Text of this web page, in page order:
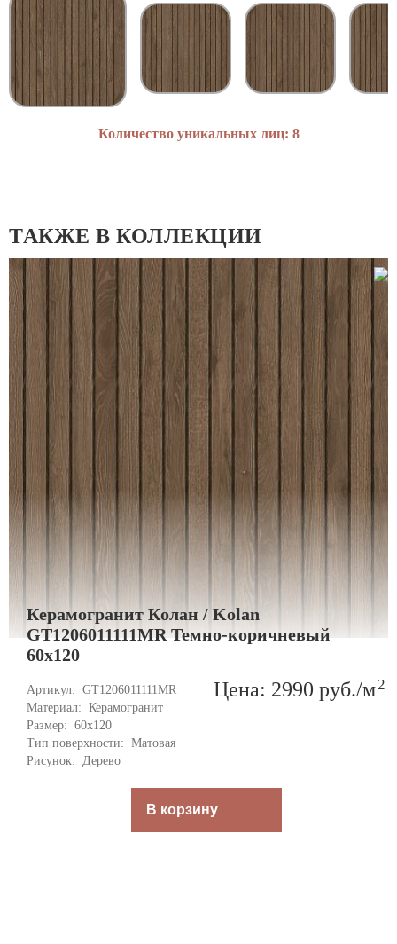
Назначение: Универсальная
Количество уникальных лиц: 8
ТАКЖЕ В КОЛЛЕКЦИИ
Керамогранит Колан / Kolan
GT1206011111MR Темно-коричневый
60x120
Артикул: GT1206011111MR
Материал: Керамогранит
Размер: 60x120
Тип поверхности: Матовая
Рисунок: Дерево
Цена: 2990 руб./м2
В корзину